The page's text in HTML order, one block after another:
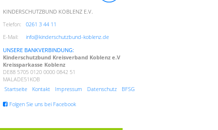
KINDERSCHUTZBUND KOBLENZ E.V.
Telefon:
0261 3 44 11
E-Mail:
info@kinderschutzbund-koblenz.de
UNSERE BANKVERBINDUNG:
Kinderschutzbund Kreisverband Koblenz e.V
Kreissparkasse Koblenz
DE88 5705 0120 0000 0842 51
MALADE51KOB
Startseite
Kontakt Impressum Datenschutz BFSG
Folgen Sie uns bei Facebook